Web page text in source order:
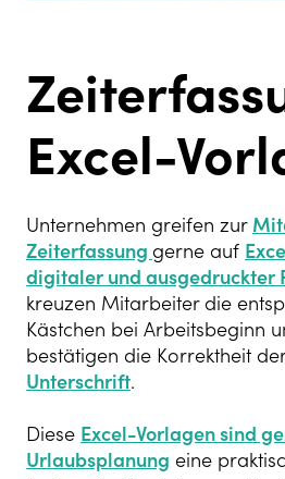
Excel-
Unternehmen greifen zur
Zeiterfassung gerne auf
digitaler und ausgedruckter
kreuzen Mitarbeiter die
Kästchen bei Arbeitsbeginn
bestätigen die Korrektheit
Unterschrift.
Diese Excel-Vorlagen sind
Urlaubsplanung eine